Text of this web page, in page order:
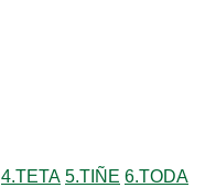
4.TETA 5.TIÑE 6.TODA